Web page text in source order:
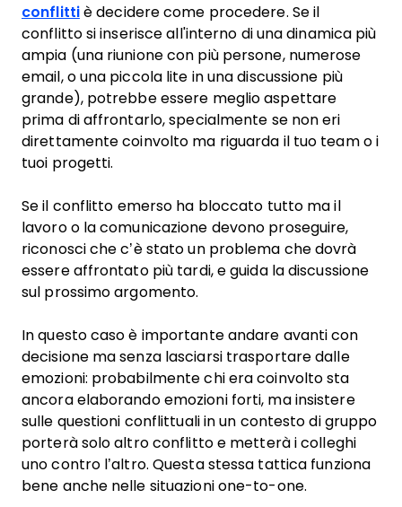
conflittiè decidere come procedere. Se il
conflitto si inserisce all'interno di una dinamica più
ampia (una riunione con più persone, numerose
email, o una piccola lite in una discussione più
grande), potrebbe essere meglio aspettare
prima di affrontarlo, specialmente se non eri
direttamente coinvolto ma riguarda il tuo team o i
tuoi progetti.
Se il conflitto emerso ha bloccato tutto ma il
lavoro o la comunicazione devono proseguire,
riconosci che c’è stato un problema che dovrà
essere affrontato più tardi, e guida la discussione
sul prossimo argomento.
In questo caso è importante andare avanti con
decisione ma senza lasciarsi trasportare dalle
emozioni: probabilmente chi era coinvolto sta
ancora elaborando emozioni forti, ma insistere
sulle questioni conflittuali in un contesto di gruppo
porterà solo altro conflitto e metterà i colleghi
uno contro l’altro. Questa stessa tattica funziona
bene anche nelle situazioni one-to-one.